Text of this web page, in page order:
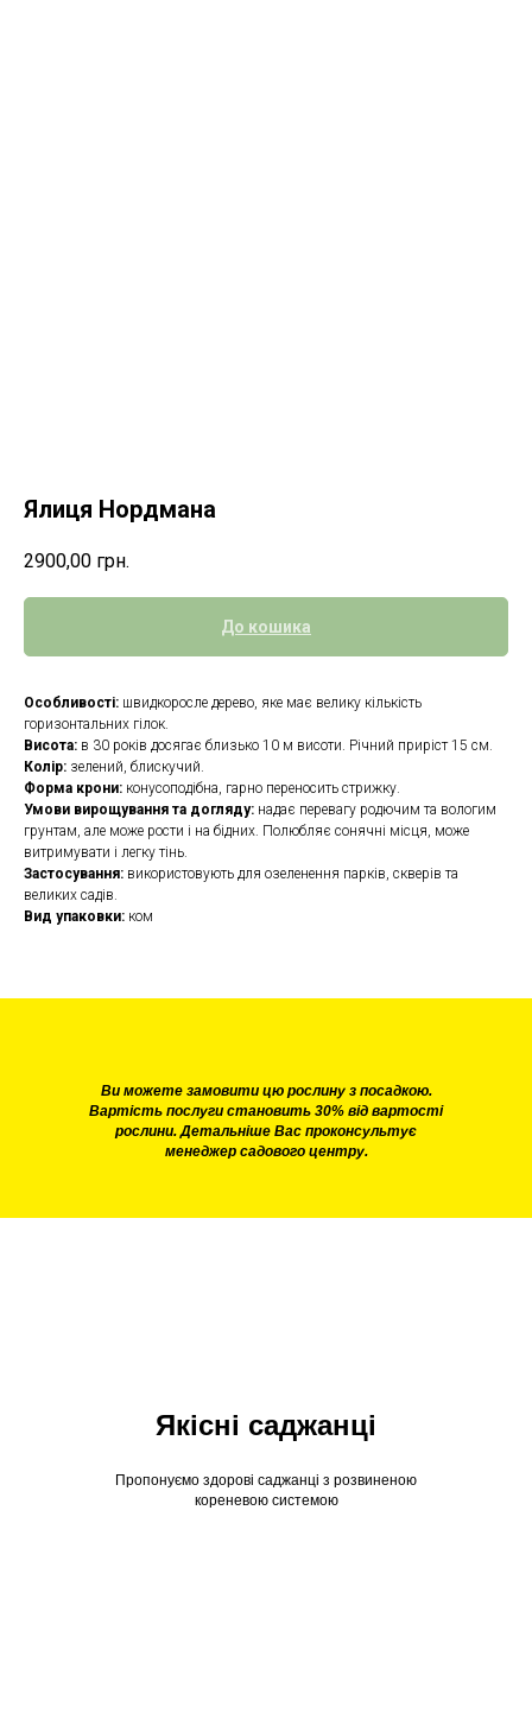
Ялиця Нордмана
2900,00 грн.
До кошика
Особливості: швидкоросле дерево, яке має велику кількість
горизонтальних гілок.
Висота: в 30 років досягає близько 10 м висоти. Річний приріст 15 см.
Колір: зелений, блискучий.
Форма крони: конусоподібна, гарно переносить стрижку.
Умови вирощування та догляду: надає перевагу родючим та вологим
грунтам, але може рости і на бідних. Полюбляє сонячні місця, може
витримувати і легку тінь.
Застосування: використовують для озеленення парків, скверів та
великих садів.
Вид упаковки: ком
Ви можете замовити цю рослину з посадкою.
Вартість послуги становить 30% від вартості
рослини. Детальніше Вас проконсультує
менеджер садового центру.
Пропонуємо здорові саджанці з розвиненою
кореневою системою
Якісні саджанці